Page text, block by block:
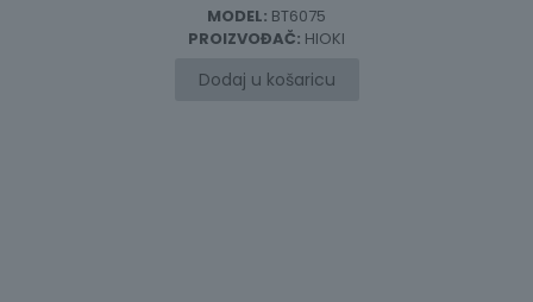
MODEL: BT6075
PROIZVOĐAČ: HIOKI
Dodaj u košaricu